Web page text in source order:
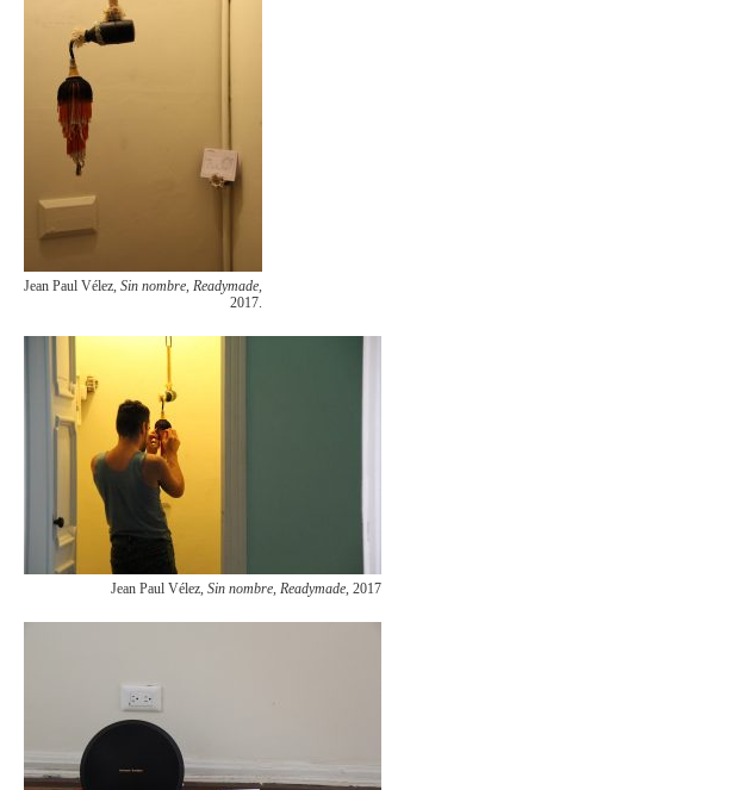
Jean Paul Vélez, Sin nombre, Readymade,
2017.
Jean Paul Vélez, Sin nombre, Readymade, 2017